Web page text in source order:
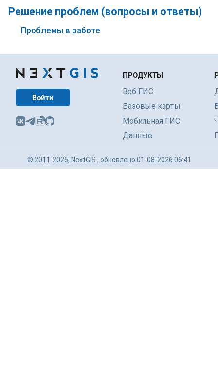
Решение проблем (вопросы и ответы)
Проблемы в работе
Войти
ПРОДУКТЫ
Веб ГИС
Базовые карты
Мобильная ГИС
Данные
© 2011-2026, NextGIS , обновлено 01-08-2026 06:41